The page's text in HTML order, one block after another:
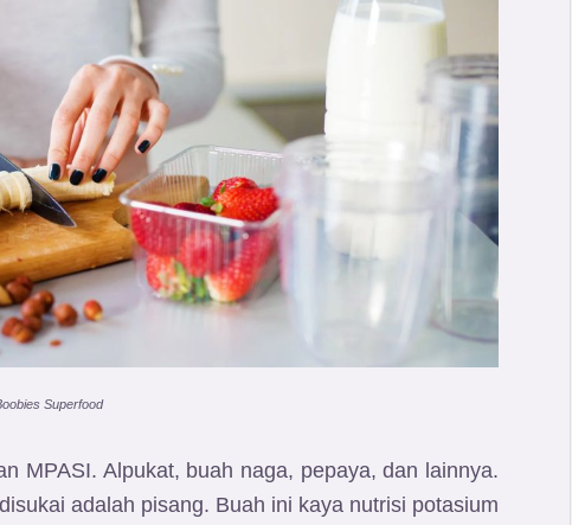
Superfood
MPASI. Alpukat, buah naga, pepaya, dan lainnya.
adalah pisang. Buah ini kaya nutrisi potasium